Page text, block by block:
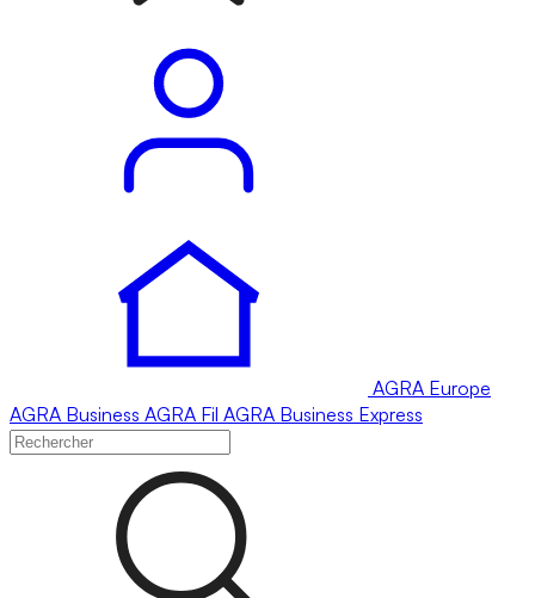
AGRA Europe
AGRA Business AGRA Fil AGRA Business Express